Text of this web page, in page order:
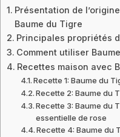
Présentation de
Baume du Tigre
Principales propriétés
Comment utiliser
Recettes maison avec
Recette 1: Baume du
Recette 2: Baume du
Recette 3: Baume du
essentielle de rose
Recette 4: Baume du